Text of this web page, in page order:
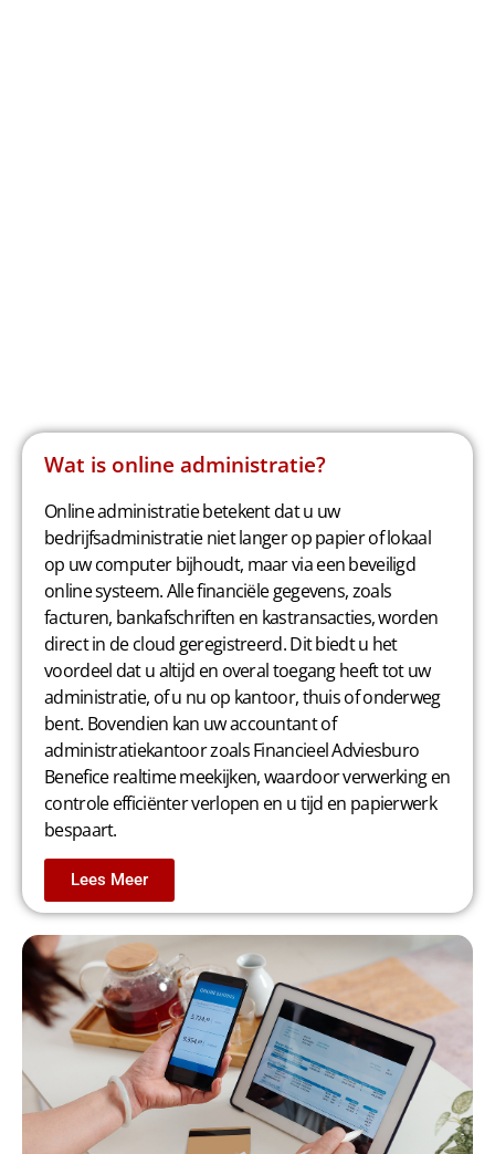
Wat is online administratie?
Online administratie betekent dat u uw
bedrijfsadministratie niet langer op papier of lokaal
op uw computer bijhoudt, maar via een beveiligd
online systeem. Alle financiële gegevens, zoals
facturen, bankafschriften en kastransacties, worden
direct in de cloud geregistreerd. Dit biedt u het
voordeel dat u altijd en overal toegang heeft tot uw
administratie, of u nu op kantoor, thuis of onderweg
bent. Bovendien kan uw accountant of
administratiekantoor zoals Financieel Adviesburo
Benefice realtime meekijken, waardoor verwerking en
controle efficiënter verlopen en u tijd en papierwerk
bespaart.
Lees Meer